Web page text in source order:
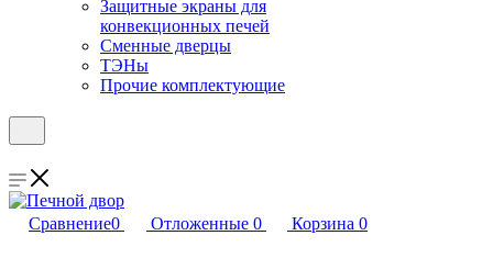
Защитные экраны для
конвекционных печей
Сменные дверцы
ТЭНы
Прочие комплектующие
Сравнение0 Отложенные 0 Корзина 0